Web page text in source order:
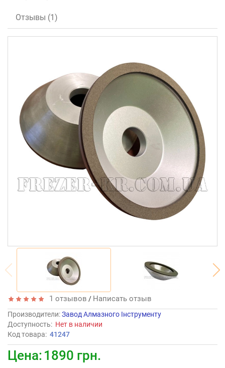
Отзывы (1)
1 отзывов / Написать отзыв
Производители:Завод Алмазного Інструменту
Доступность: Нет в наличии
Код товара: 41247
Цена: 1890 грн.